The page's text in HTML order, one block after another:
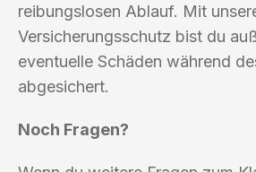
reibungslosen Ablauf. Mit
Versicherungsschutz bist du
eventuelle Schäden während
abgesichert.
Noch Fragen?